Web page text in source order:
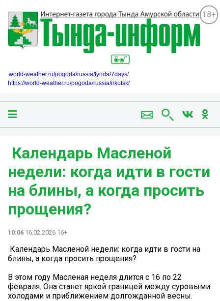
18+
world-weather.ru/pogoda/russia/tynda/7days/
https://world-weather.ru/pogoda/russia/irkutsk/
️️️ Календарь Масленой
недели: когда идти в гости
на блины, а когда просить
прощения?
10:06 16.02.2026 16+
️️️ Календарь Масленой недели: когда идти в гости на
блины, а когда просить прощения?
В этом году Масленая неделя длится с 16 по 22
февраля. Она станет яркой границей между суровыми
холодами и приближением долгожданной весны.